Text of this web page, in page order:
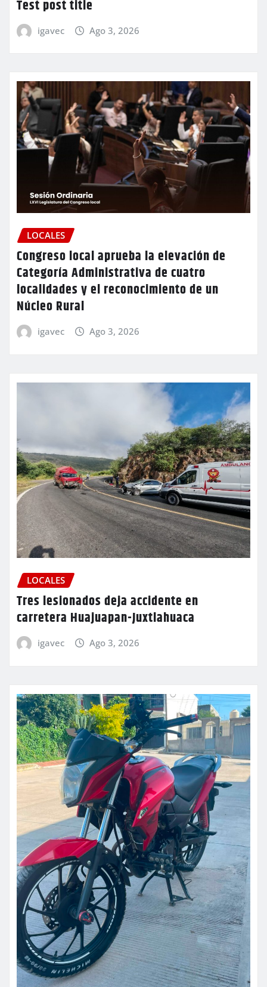
Test post title
igavec Ago 3, 2026
LOCALES
Congreso local aprueba la elevación de
Categoría Administrativa de cuatro
localidades y el reconocimiento de un
Núcleo Rural
igavec Ago 3, 2026
LOCALES
Tres lesionados deja accidente en
carretera Huajuapan-Juxtlahuaca
igavec Ago 3, 2026